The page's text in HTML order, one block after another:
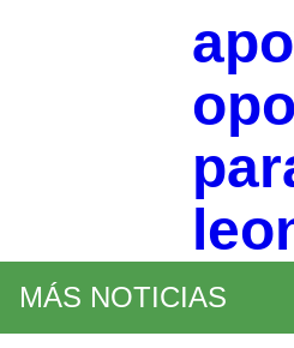
MÁS NOTICIAS